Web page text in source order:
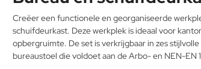
Creëer een functionele en georganiseerde
schuifdeurkast. Deze werkplek is ideaal voor
opbergruimte. De set is verkrijgbaar in zes
bureaustoel die voldoet aan de Arbo- en NEN-EN